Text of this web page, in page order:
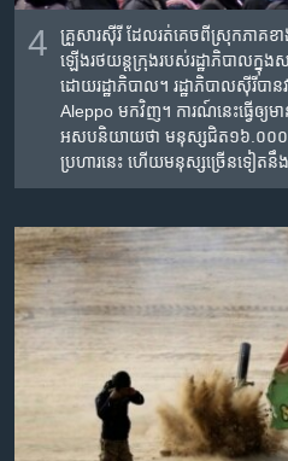
4
គ្រួសារ​ស៊ីរី ដែល​រត់​គេច​ពី​ស្រុក​ភាគ​ខ
ឡើង​រថយន្ត​ក្រុង​របស់​រដ្ឋាភិបាល​ក្នុ
ដោយ​រដ្ឋាភិបាល។ រដ្ឋាភិបាល​ស៊ីរី​បា
Aleppo មក​វិញ។ ការណ៍​នេះ​ធ្វើ​ឲ្យ​មា
អសប​និយាយ​ថា មនុស្ស​ជិត​១៦.០០០ន
ប្រហារ​នេះ ហើយ​មនុស្ស​ច្រើន​ទៀត​នឹង​ធ្វ